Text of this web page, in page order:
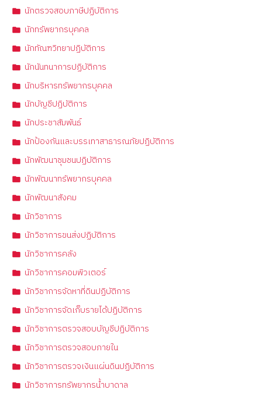
นักตรวจสอบภาษีปฏิบัติการ
นักทรัพยากรบุคคล
นักทัณฑวิทยาปฏิบัติการ
นักนันทนาการปฏิบัติการ
นักบริหารทรัพยากรบุคคล
นักบัญชีปฏิบัติการ
นักประชาสัมพันธ์
นักป้องกันและบรรเทาสาธารณภัยปฏิบัติการ
นักพัฒนาชุมชนปฏิบัติการ
นักพัฒนาทรัพยากรบุคคล
นักพัฒนาสังคม
นักวิชาการ
นักวิชาการขนส่งปฏิบัติการ
นักวิชาการคลัง
นักวิชาการคอมพิวเตอร์
นักวิชาการจัดหาที่ดินปฏิบัติการ
นักวิชาการจัดเก็บรายได้ปฏิบัติการ
นักวิชาการตรวจสอบบัญชีปฏิบัติการ
นักวิชาการตรวจสอบภายใน
นักวิชาการตรวจเงินแผ่นดินปฏิบัติการ
นักวิชาการทรัพยากรน้ำบาดาล